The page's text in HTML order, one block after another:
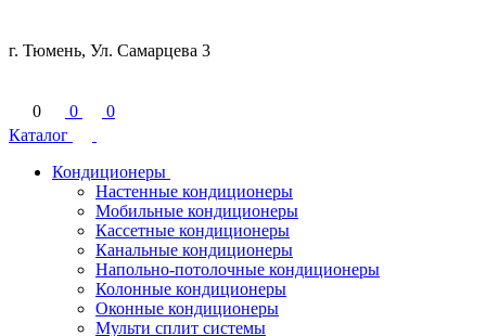
г. Тюмень, Ул. Самарцева 3
0 0
0
Каталог
Кондиционеры
Настенные кондиционеры
Мобильные кондиционеры
Кассетные кондиционеры
Канальные кондиционеры
Напольно-потолочные кондиционеры
Колонные кондиционеры
Оконные кондиционеры
Мульти сплит системы